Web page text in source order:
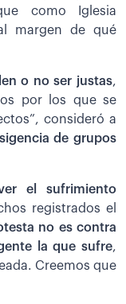
como Iglesia
margen de qué
o no ser justas,
por los que se
consideró a
de grupos
el sufrimiento
registrados el
no es contra
la que sufre,
Creemos que